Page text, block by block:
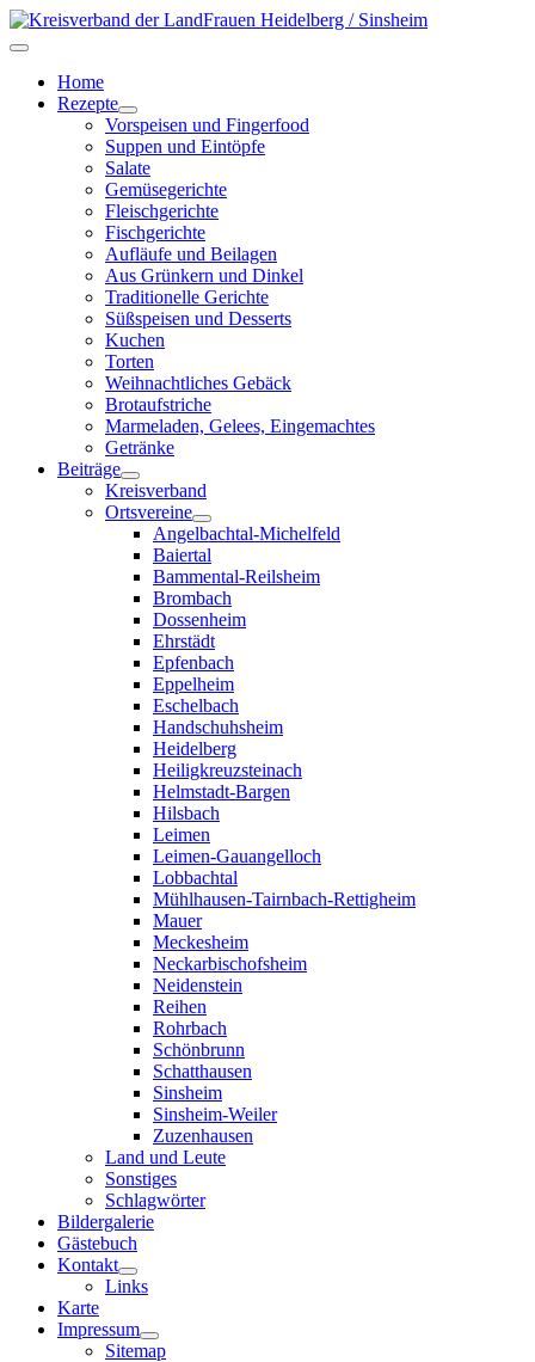
Home
Rezepte
Vorspeisen und Fingerfood
Suppen und Eintöpfe
Salate
Gemüsegerichte
Fleischgerichte
Fischgerichte
Aufläufe und Beilagen
Aus Grünkern und Dinkel
Traditionelle Gerichte
Süßspeisen und Desserts
Kuchen
Torten
Weihnachtliches Gebäck
Brotaufstriche
Marmeladen, Gelees, Eingemachtes
Getränke
Beiträge
Kreisverband
Ortsvereine
Angelbachtal-Michelfeld
Baiertal
Bammental-Reilsheim
Brombach
Dossenheim
Ehrstädt
Epfenbach
Eppelheim
Eschelbach
Handschuhsheim
Heidelberg
Heiligkreuzsteinach
Helmstadt-Bargen
Hilsbach
Leimen
Leimen-Gauangelloch
Lobbachtal
Mühlhausen-Tairnbach-Rettigheim
Mauer
Meckesheim
Neckarbischofsheim
Neidenstein
Reihen
Rohrbach
Schönbrunn
Schatthausen
Sinsheim
Sinsheim-Weiler
Zuzenhausen
Land und Leute
Sonstiges
Schlagwörter
Bildergalerie
Gästebuch
Kontakt
Links
Karte
Impressum
Sitemap